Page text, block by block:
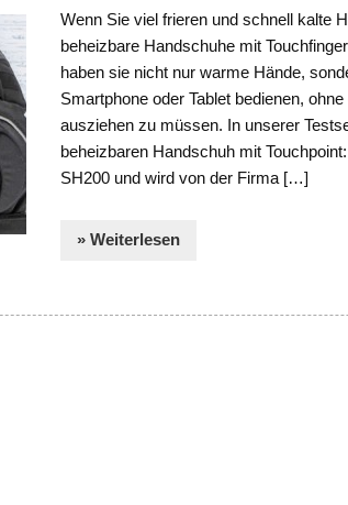
Wenn Sie viel frieren und schnell kalte
beheizbare Handschuhe mit
haben sie nicht nur warme Hände,
Smartphone oder Tablet bedienen,
ausziehen zu müssen. In unserer
beheizbaren Handschuh mit
SH200 und wird von der Firma […]
» Weiterlesen